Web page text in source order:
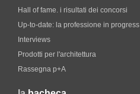
Hall of fame. i risultati dei concorsi
Up-to-date: la professione in progress
Interviews
Prodotti per l'architettura
Rassegna p+A